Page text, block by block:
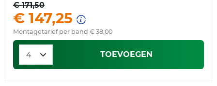
€ 171,50
€ 147,25
Montagetarief per band € 38,00
TOEVOEGEN